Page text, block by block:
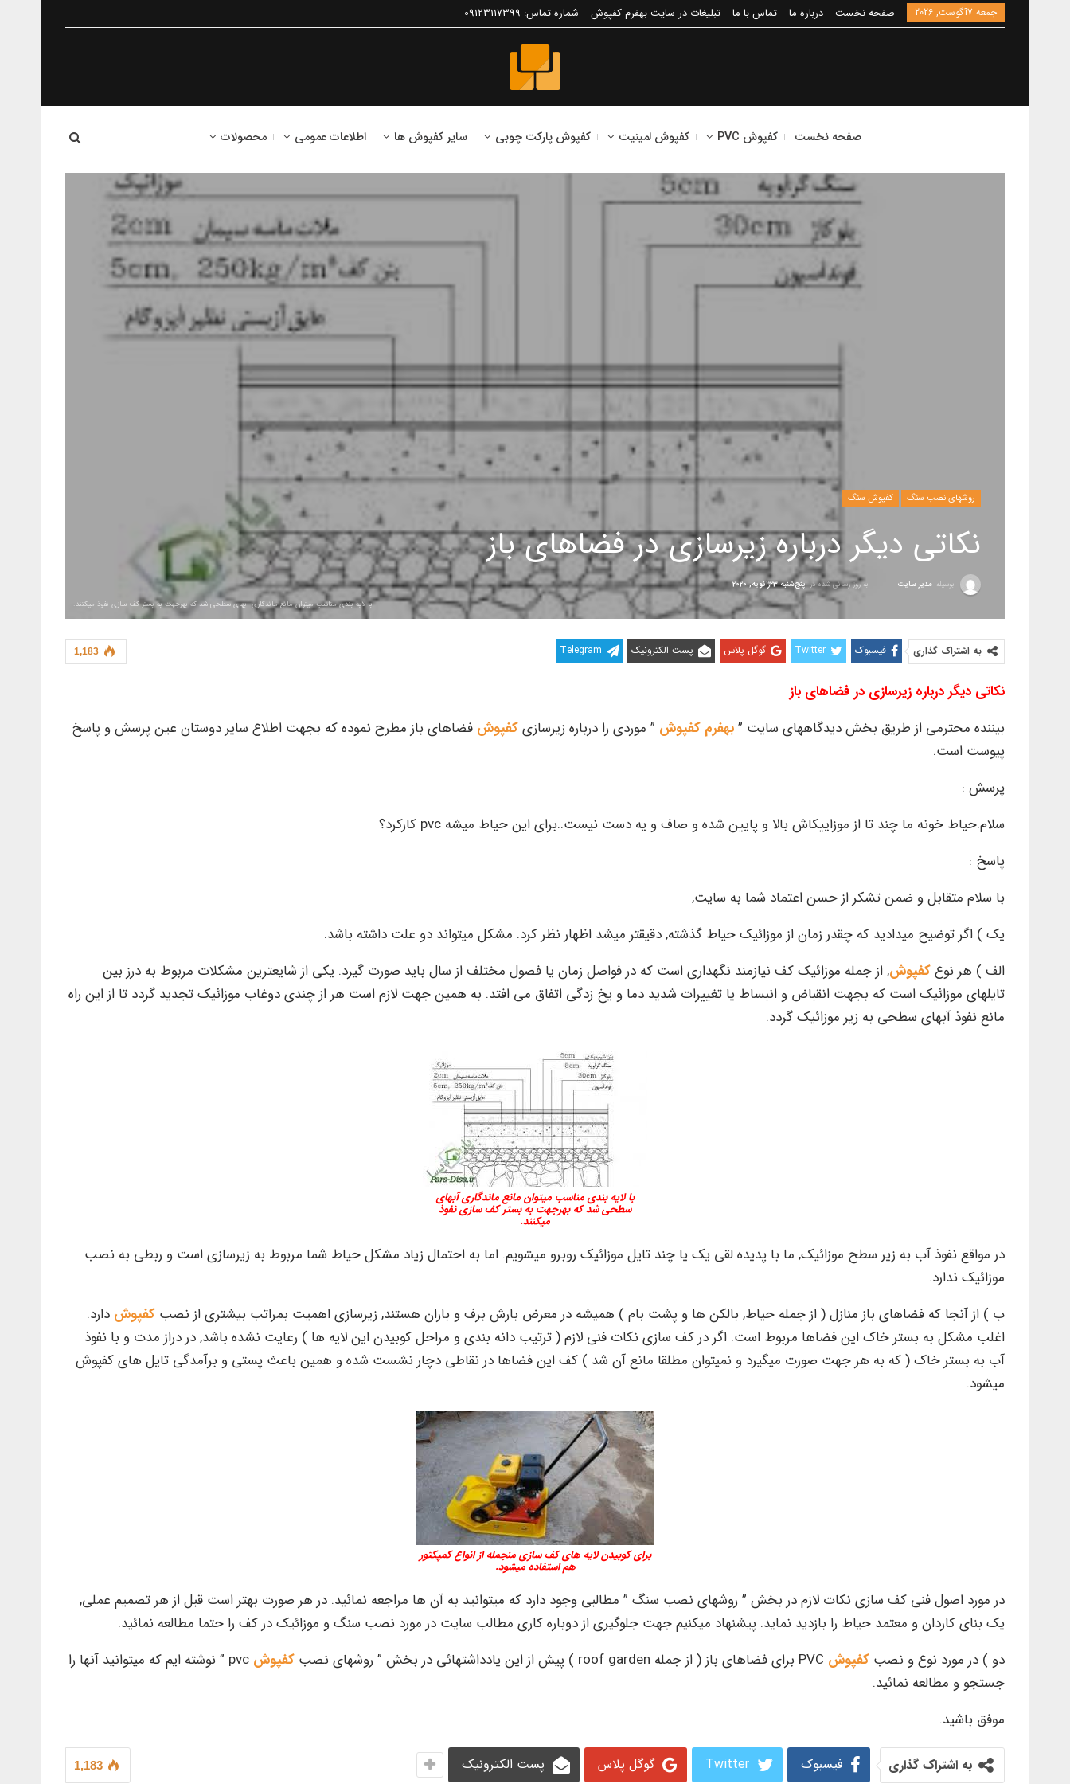
جمعه 7آگوست, 2026 صفحه نخست درباره ما تماس با ما تبلیغات در سایت بهفرم کفپوش شماره تماس: 09123117399
صفحه نخست کفپوش PVC کفپوش لمینیت کفپوش پارکت چوبی سایر کفپوش ها اطلاعات عمومی محصولات
روشهای نصب سنگ کفپوش سنگ
نکاتی دیگر درباره زیرسازی در فضاهای باز
بوسیله مدیر سایت به روز رسانی شده درپنج‌شنبه 23ژانویه, 2020
با لایه بندی مناسب میتوان مانع ماندگاری آبهای سطحی شد که بهرجهت به بستر کف سازی نفوذ میکنند.
1,183 به اشتراک گذاری فیسبوک Twitter گوگل پلاس پست الکترونیک Telegram
نکاتی دیگر درباره زیرسازی در فضاهای باز
بیننده محترمی از طریق بخش دیدگاههای سایت ”بهفرم کفپوش ” موردی را درباره زیرسازیکفپوش فضاهای باز مطرح نموده که بجهت اطلاع سایر دوستان عین پرسش و پاسخ
پیوست است.
پرسش :
سلام.حیاط خونه ما چند تا از موزاییکاش بالا و پایین شده و صاف و یه دست نیست..برای این حیاط میشه pvc کارکرد؟
پاسخ :
با سلام متقابل و ضمن تشکر از حسن اعتماد شما به سایت,
یک ) اگر توضیح میدادید که چقدر زمان از موزائیک حیاط گذشته, دقیقتر میشد اظهار نظر کرد. مشکل میتواند دو علت داشته باشد.
الف ) هر نوعکفپوش, از جمله موزائیک کف نیازمند نگهداری است که در فواصل زمان یا فصول مختلف از سال باید صورت گیرد. یکی از شایعترین مشکلات مربوط به درز بین
تایلهای موزائیک است که بجهت انقباض و انبساط یا تغییرات شدید دما و یخ زدگی اتفاق می افتد. به همین جهت لازم است هر از چندی دوغاب موزائیک تجدید گردد تا از این راه
مانع نفوذ آبهای سطحی به زیر موزائیک گردد.
با لایه بندی مناسب میتوان مانع ماندگاری آبهای
سطحی شد که بهرجهت به بستر کف سازی نفوذ
میکنند.
در مواقع نفوذ آب به زیر سطح موزائیک, ما با پدیده لقی یک یا چند تایل موزائیک روبرو میشویم. اما به احتمال زیاد مشکل حیاط شما مربوط به زیرسازی است و ربطی به نصب
موزائیک ندارد.
ب ) از آنجا که فضاهای باز منازل ( از جمله حیاط, بالکن ها و پشت بام ) همیشه در معرض بارش برف و باران هستند, زیرسازی اهمیت بمراتب بیشتری از نصب کفپوش دارد.
اغلب مشکل به بستر خاک این فضاها مربوط است. اگر در کف سازی نکات فنی لازم ( ترتیب دانه بندی و مراحل کوبیدن این لایه ها ) رعایت نشده باشد, در دراز مدت و با نفوذ
آب به بستر خاک ( که به هر جهت صورت میگیرد و نمیتوان مطلقا مانع آن شد ) کف این فضاها در نقاطی دچار نشست شده و همین باعث پستی و برآمدگی تایل های کفپوش
میشود.
برای کوبیدن لایه های کف سازی منجمله از انواع کمپکتور
هم استفاده میشود.
در مورد اصول فنی کف سازی نکات لازم در بخش ” روشهای نصب سنگ ” مطالبی وجود دارد که میتوانید به آن ها مراجعه نمائید. در هر صورت بهتر است قبل از هر تصمیم عملی,
یک بنای کاردان و معتمد حیاط را بازدید نماید. پیشنهاد میکنیم جهت جلوگیری از دوباره کاری مطالب سایت در مورد نصب سنگ و موزائیک در کف را حتما مطالعه نمائید.
دو ) در مورد نوع و نصب کفپوش کفپوش
pvc ” نوشته ایم که میتوانید آنها را
جستجو و مطالعه نمائید.
موفق باشید.
1,183 به اشتراک گذاری فیسبوک Twitter گوگل پلاس پست الکترونیک